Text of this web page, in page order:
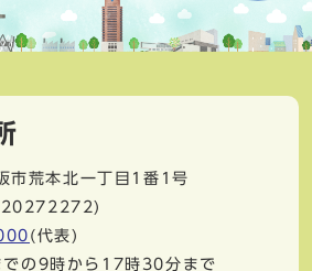
市荒本北一丁目1番1号
(代表)
での9時から17時30分まで